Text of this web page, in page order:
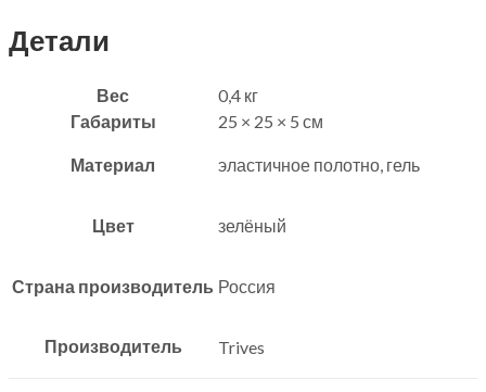
Детали
Вес
0,4 кг
Габариты
25 × 25 × 5 см
Материал эластичное полотно, гель
Цвет зелёный
Страна производитель Россия
Производитель Trives